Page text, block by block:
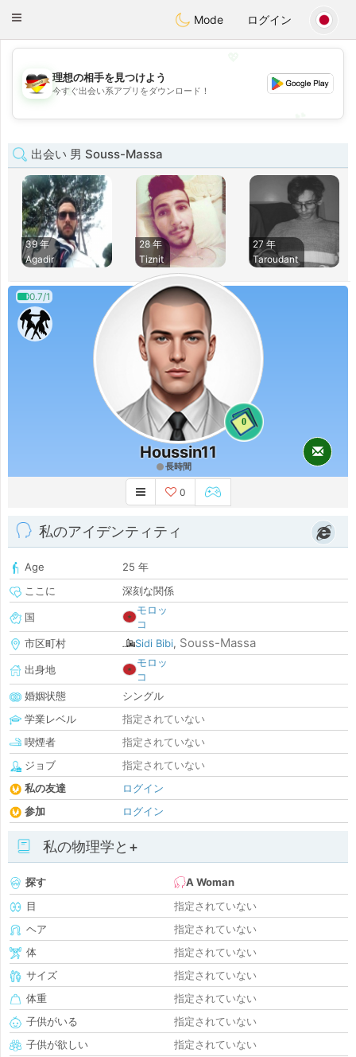
Deutsch Dating
Toggle
Mode ログイン
💖
💕
理想の相手を見つけよう
今すぐ出会い系アプリをダウンロード！
出会い 男 Souss-Massa
39 年
Agadir
28 年
Tiznit
27 年
Taroudant
0.7/1
0
Houssin11
長時間
0
私のアイデンティティ
Age
25 年
ここに
深刻な関係
国
モロッ
コ
市区町村
Sidi Bibi, Souss-Massa
出身地
モロッ
コ
婚姻状態
シングル
学業レベル
指定されていない
喫煙者
指定されていない
ジョブ
指定されていない
私の友達
ログイン
参加
ログイン
私の物理学と+
探す
A Woman
目
指定されていない
ヘア
指定されていない
体
指定されていない
サイズ
指定されていない
体重
指定されていない
子供がいる
指定されていない
子供が欲しい
指定されていない